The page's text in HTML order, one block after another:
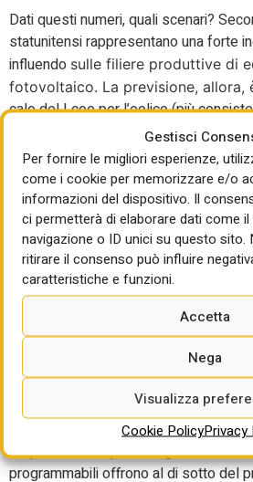
Gestisci
Per fornire le migliori esperienze,
come i cookie per memorizzare e/o
informazioni del dispositivo. Il
ci permetterà di elaborare dati come
navigazione o ID unici su questo
ritirare il consenso può influire
caratteristiche e funzioni.
Accetta
Nega
Visualizza
Cookie PolicyPrivacy
Dati questi numeri, quali scenari?
statunitensi rappresentano una forte
influendo sulle filiere produttive di
fotovoltaico. La previsione, allora,
calo del Lcoe per l’eolico (più
grazie alla riduzione del costo del
tecnologia. Per il fotovoltaico è
prezzi dei moduli a seguito
interna cinese, mentre per gli
significative variazioni di prezzo. Nel
prevedibile un Lcoe stabile o in
grandi impianti potranno beneficiare di
capitale, che compenserà eventuali
Sul fronte della messa in sicurezza
energetico, visti anche i recenti casi
prolungate di elettricità nella penisola
Althesys la crescita delle rinnovabili
funzionamento dei mercati
nulli e negativi, con le tecnologie
responsabili di questi segnali estremi.
programmabili offrono al di sotto del